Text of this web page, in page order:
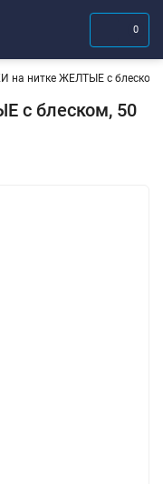
0
на нитке ЖЕЛТЫЕ с блеском,
с блеском, 50